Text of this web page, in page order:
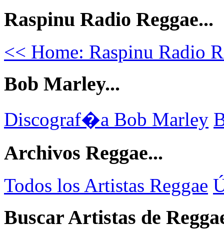
Raspinu Radio Reggae...
<< Home: Raspinu Radio
Bob Marley...
Discograf�a Bob Marley
Archivos Reggae...
Todos los Artistas Reggae
Buscar Artistas de